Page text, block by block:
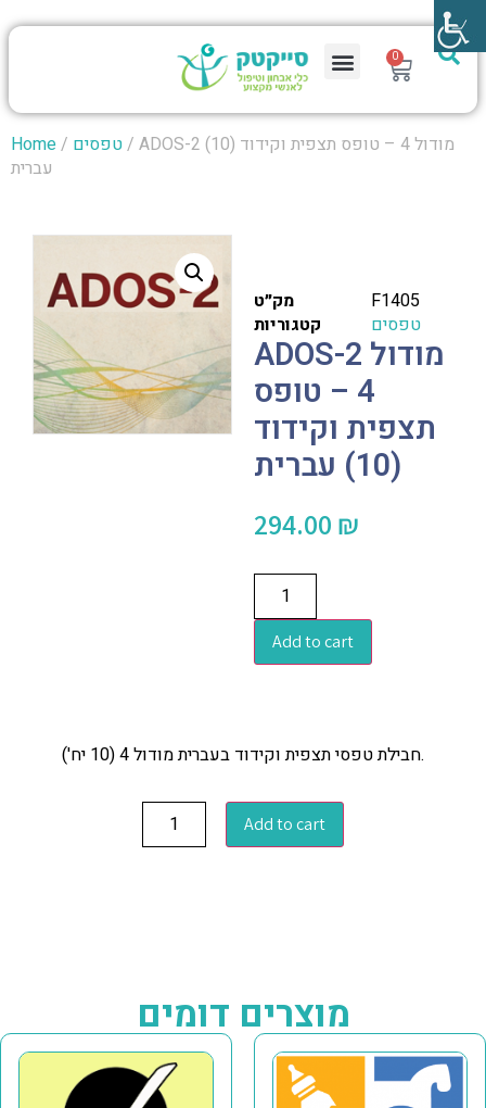
0
Home/ טפסים/ ADOS-2 מודול 4 – טופס תצפית וקידוד (10)
עברית
מק״ט
F1405
קטגוריות
טפסים
ADOS-2 מודול
4 – טופס
תצפית וקידוד
(10) עברית
294.00 ₪
Add to cart
חבילת טפסי תצפית וקידוד בעברית מודול 4 (10 יח').
Add to cart
מוצרים דומים